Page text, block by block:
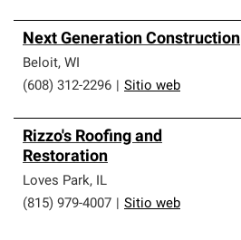
Next Generation Construction
Beloit, WI
(608) 312-2296
Sitio web
Rizzo's Roofing and
Restoration
Loves Park, IL
(815) 979-4007
Sitio web